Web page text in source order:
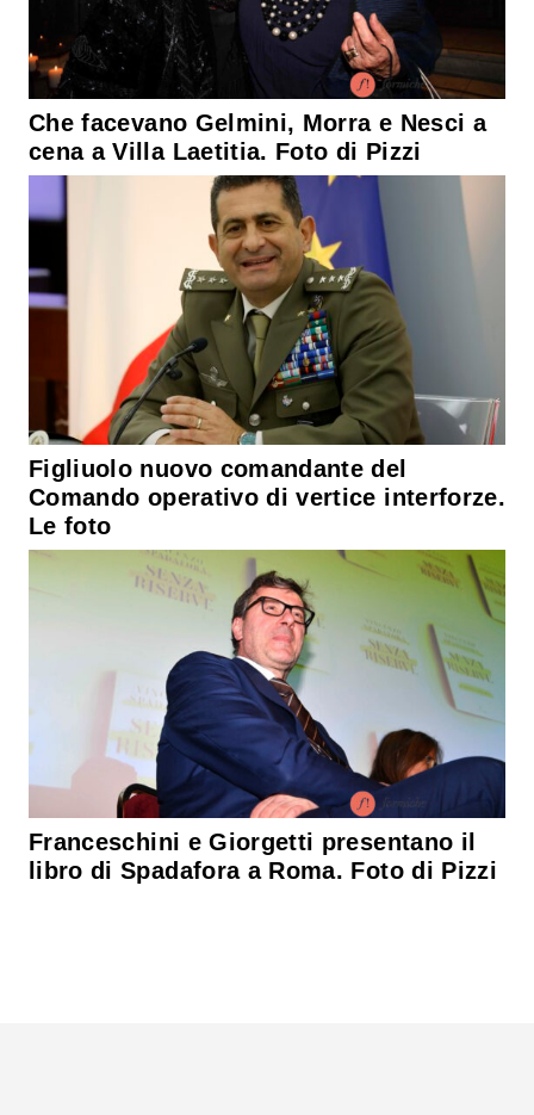
Che facevano Gelmini, Morra e Nesci a
cena a Villa Laetitia. Foto di Pizzi
Figliuolo nuovo comandante del
Comando operativo di vertice interforze.
Le foto
Franceschini e Giorgetti presentano il
libro di Spadafora a Roma. Foto di Pizzi